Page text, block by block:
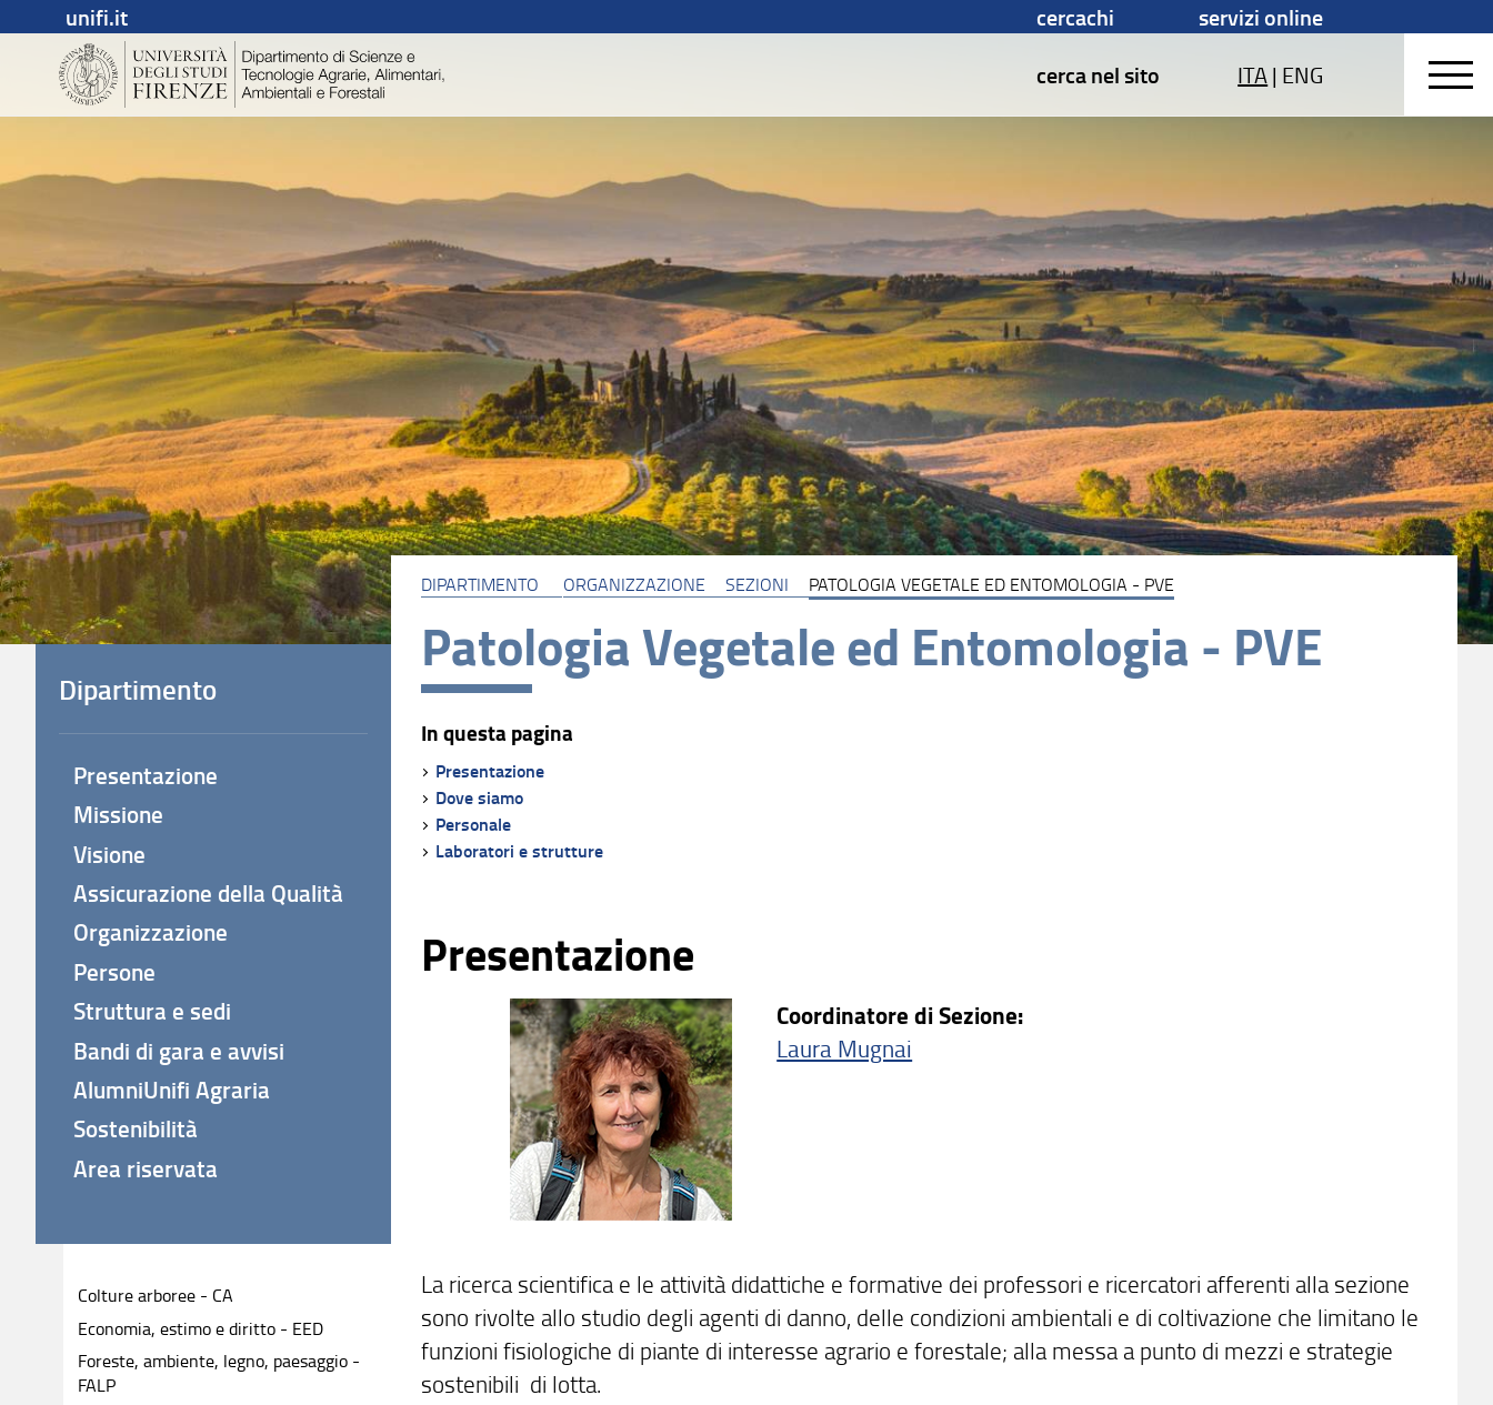
unifi.it cercachi
servizi online
cerca nel sito
ITA| ENG
DIPARTIMENTO ORGANIZZAZIONE SEZIONI PATOLOGIA VEGETALE ED ENTOMOLOGIA - PVE
Patologia Vegetale ed Entomologia - PVE
In questa pagina
Presentazione
Dove siamo
Personale
Laboratori e strutture
Presentazione
Coordinatore di Sezione:
Laura Mugnai
La ricerca scientifica e le attività didattiche e formative dei professori e ricercatori afferenti alla sezione
sono rivolte allo studio degli agenti di danno, delle condizioni ambientali e di coltivazione che limitano le
funzioni fisiologiche di piante di interesse agrario e forestale; alla messa a punto di mezzi e strategie
sostenibili di lotta.
Dipartimento
Presentazione
Missione
Visione
Assicurazione della Qualità
Organizzazione
Persone
Struttura e sedi
Bandi di gara e avvisi
AlumniUnifi Agraria
Sostenibilità
Area riservata
Colture arboree - CA
Economia, estimo e diritto - EED
Foreste, ambiente, legno, paesaggio -
FALP